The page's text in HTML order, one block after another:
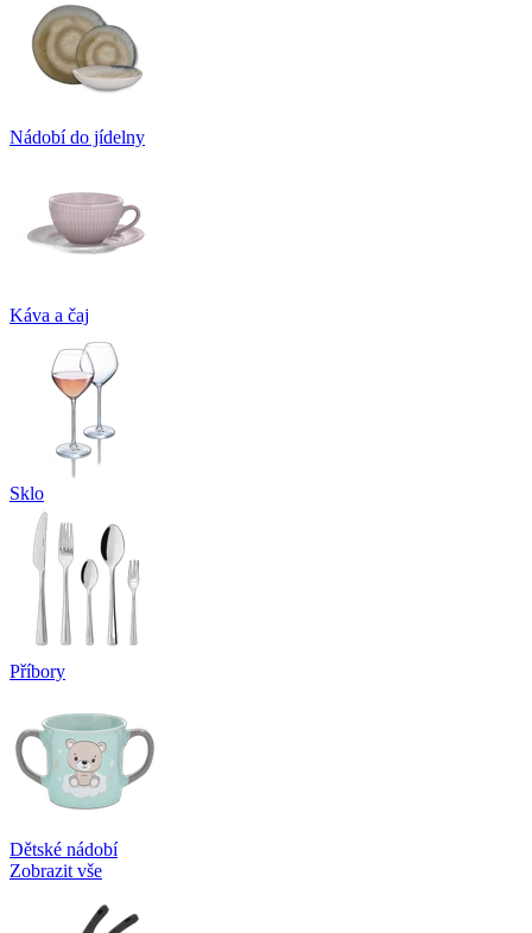
Nádobí do jídelny
Káva a čaj
Sklo
Příbory
Dětské nádobí
Zobrazit vše